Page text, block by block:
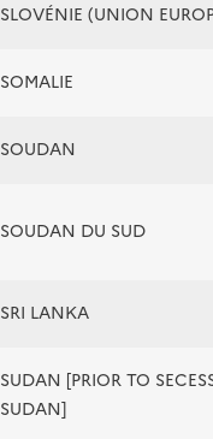
SLOVÉNIE (UNION
SOMALIE
SOUDAN
SOUDAN DU SUD
SRI LANKA
SUDAN [PRIOR TO
SUDAN]